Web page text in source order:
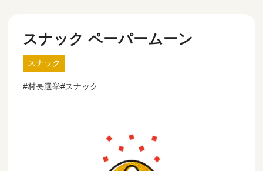
スナック ペーパームーン
スナック
村長選挙 スナック